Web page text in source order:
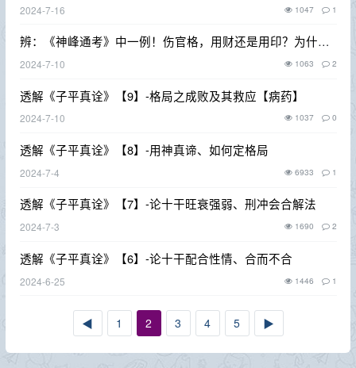
2024-7-16 1047 1
辨：《神峰通考》中一例！伤官格，用财还是用印？为什么
富？
2024-7-10 1063 2
透解《子平真诠》【9】-格局之成败及其救应【病药】
2024-7-10 1037 0
透解《子平真诠》【8】-用神真谛、如何定格局
2024-7-4 6933 1
透解《子平真诠》【7】-论十干旺衰强弱、刑冲会合解法
2024-7-3 1690 2
透解《子平真诠》【6】-论十干配合性情、合而不合
2024-6-25 1446 1
◀ 1 2 3 4 5 ▶